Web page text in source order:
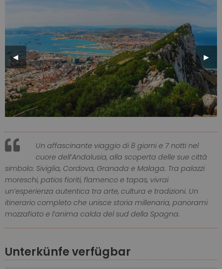
Previous
Slide
◀︎ Next
Slide
▶︎
Un affascinante viaggio di 8 giorni e 7 notti nel
cuore dell’Andalusia, alla scoperta delle sue città
simbolo: Siviglia, Cordova, Granada e Malaga. Tra palazzi
moreschi, patios fioriti, flamenco e tapas, vivrai
un’esperienza autentica tra arte, cultura e tradizioni. Un
itinerario completo che unisce storia millenaria, panorami
mozzafiato e l’anima calda del sud della Spagna.
Unterkünfe verfügbar